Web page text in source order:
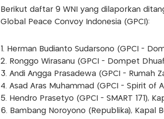
Berikut daftar 9 WNI yang dilaporkan
Global Peace Convoy Indonesia (GPCI):
1. Herman Budianto Sudarsono (GPCI -
2. Ronggo Wirasanu (GPCI - Dompet
3. Andi Angga Prasadewa (GPCI - Rumah
4. Asad Aras Muhammad (GPCI - Spirit of
5. Hendro Prasetyo (GPCI - SMART 171),
6. Bambang Noroyono (Republika), Kapal